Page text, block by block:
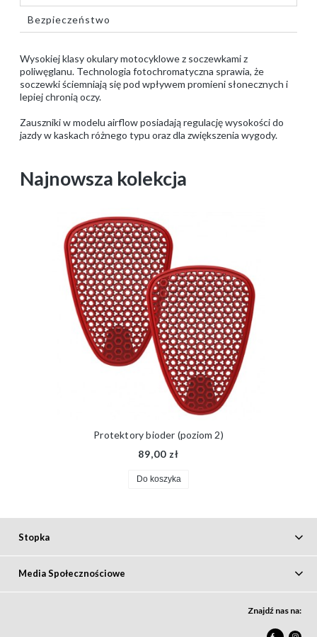
Bezpieczeństwo
Wysokiej klasy okulary motocyklowe z soczewkami z
poliwęglanu. Technologia fotochromatyczna sprawia, że
soczewki ściemniają się pod wpływem promieni słonecznych i
lepiej chronią oczy.
Zauszniki w modelu airflow posiadają regulację wysokości do
jazdy w kaskach różnego typu oraz dla zwiększenia wygody.
Najnowsza kolekcja
Protektory bioder (poziom 2)
89,00 zł
Do koszyka
Stopka
Media Społecznościowe
Znajdź nas na: